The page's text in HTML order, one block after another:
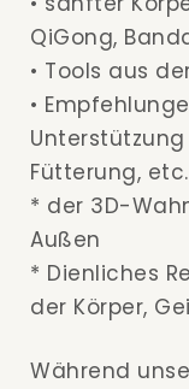
QiGong,
• Tools aus
•
Fütterung,
* der 3D-
Außen
* Dienliches
der Körper,
Während